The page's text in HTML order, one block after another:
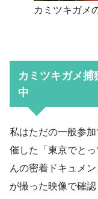
カミツキガメ
カミツキガメ捕
中
私はただの一般参
催した「東京でと
んの密着ドキュメ
が撮った映像で確